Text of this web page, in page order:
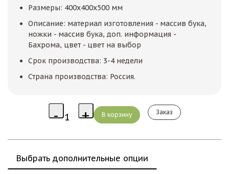
Размеры: 400x400x500 мм
Описание: материал изготовления - массив бука,
ножки - массив бука, доп. информация -
Бахрома, цвет - цвет на выбор
Срок производства: 3-4 недели
Страна производства: Россия.
Заказ
Выбрать дополнительные опции